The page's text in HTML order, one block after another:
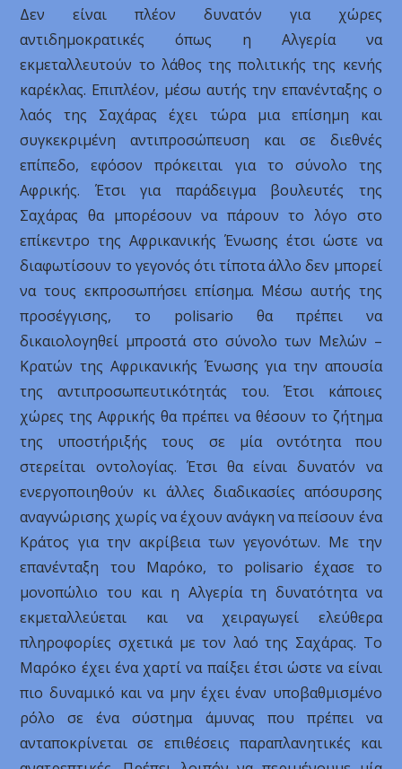
Δεν είναι πλέον δυνατόν για χώρες
αντιδημοκρατικές όπως η Αλγερία να
εκμεταλλευτούν το λάθος της πολιτικής της κενής
καρέκλας. Επιπλέον, μέσω αυτής την επανένταξης ο
λαός της Σαχάρας έχει τώρα μια επίσημη και
συγκεκριμένη αντιπροσώπευση και σε διεθνές
επίπεδο, εφόσον πρόκειται για το σύνολο της
Αφρικής. Έτσι για παράδειγμα βουλευτές της
Σαχάρας θα μπορέσουν να πάρουν το λόγο στο
επίκεντρο της Αφρικανικής Ένωσης έτσι ώστε να
διαφωτίσουν το γεγονός ότι τίποτα άλλο δεν μπορεί
να τους εκπροσωπήσει επίσημα. Μέσω αυτής της
προσέγγισης, το polisario θα πρέπει να
δικαιολογηθεί μπροστά στο σύνολο των Μελών –
Κρατών της Αφρικανικής Ένωσης για την απουσία
της αντιπροσωπευτικότητάς του. Έτσι κάποιες
χώρες της Αφρικής θα πρέπει να θέσουν το ζήτημα
της υποστήριξής τους σε μία οντότητα που
στερείται οντολογίας. Έτσι θα είναι δυνατόν να
ενεργοποιηθούν κι άλλες διαδικασίες απόσυρσης
αναγνώρισης χωρίς να έχουν ανάγκη να πείσουν ένα
Κράτος για την ακρίβεια των γεγονότων. Με την
επανένταξη του Μαρόκο, το polisario έχασε το
μονοπώλιο του και η Αλγερία τη δυνατότητα να
εκμεταλλεύεται και να χειραγωγεί ελεύθερα
πληροφορίες σχετικά με τον λαό της Σαχάρας. Το
Μαρόκο έχει ένα χαρτί να παίξει έτσι ώστε να είναι
πιο δυναμικό και να μην έχει έναν υποβαθμισμένο
ρόλο σε ένα σύστημα άμυνας που πρέπει να
ανταποκρίνεται σε επιθέσεις παραπλανητικές και